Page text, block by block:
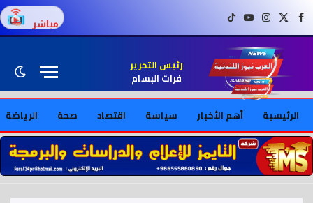
فيسبوكX (Twitter)
إنستغراميوتيوبتيك توك مباشر
رئيس التحرير
فرات البسام
الرئيسية أهم الأخبار سياسة اقتصاد صحة الرياضة